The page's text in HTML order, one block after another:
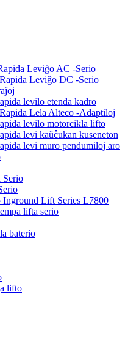
Leviĝo AC -Serio
Leviĝo DC -Serio
levilo etenda kadro
Lela Alteco -Adaptiloj
levilo motorcikla lifto
levi kaŭĉukan kuseneton
levi muro pendumiloj aro
Serio
Inground Lift Series L7800
lifta serio
baterio
lifto